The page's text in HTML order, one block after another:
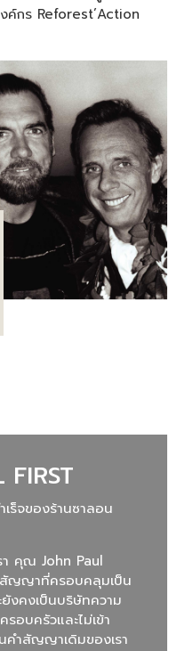
ค์กร Reforest’Action
FIRST
ร็จของร้านซาลอน
คุณ John Paul
สัญญาที่ครอบคลุมเป็น
ยังคงเป็นบริษัทความ
อบครัวและไม่เข้า
ำสัญญาเดิมของเรา